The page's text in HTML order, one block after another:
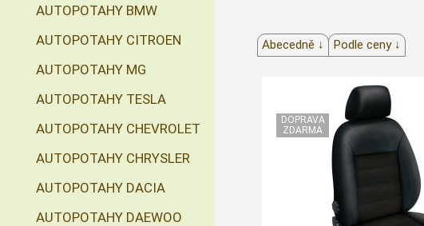
Abecedně ↓ Podle ceny ↓
AUTOPOTAHY BMW
AUTOPOTAHY CITROEN
AUTOPOTAHY MG
AUTOPOTAHY TESLA
AUTOPOTAHY CHEVROLET
AUTOPOTAHY CHRYSLER
AUTOPOTAHY DACIA
AUTOPOTAHY DAEWOO